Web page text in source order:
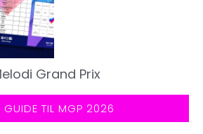
Grand Prix
GUIDE TIL MGP 2026